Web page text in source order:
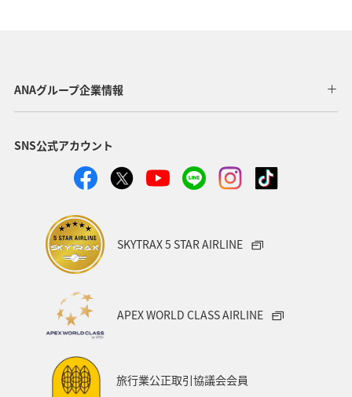
ロウニンアジ（GT） 高知県 自然・植物
八丈島 茨城県
和歌山県 愛媛県 愛知県
タチウオ
徳島県 九州地方
お祭り・イベント
ツアー 韓国
宮古島 コイ
ANAグループ企業情報
SNS公式アカウント
SKYTRAX 5 STAR AIRLINE
APEX WORLD CLASS AIRLINE
旅行業公正取引協議会会員